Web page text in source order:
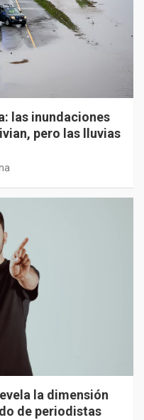
las inundaciones
pero las lluvias
la dimensión
de periodistas